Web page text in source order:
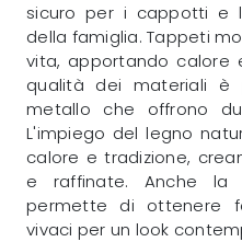
sicuro per i cappotti e
della famiglia. Tappeti
vita, apportando calore
qualità dei materiali è
metallo che offrono
L'impiego del legno
calore e tradizione,
e raffinate. Anche
permette di ottenere
vivaci per un look